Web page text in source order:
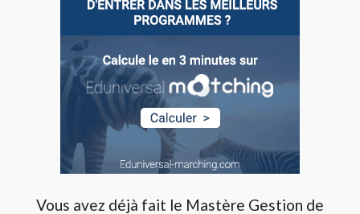
Vous avez déjà fait le Mastère Gestion de